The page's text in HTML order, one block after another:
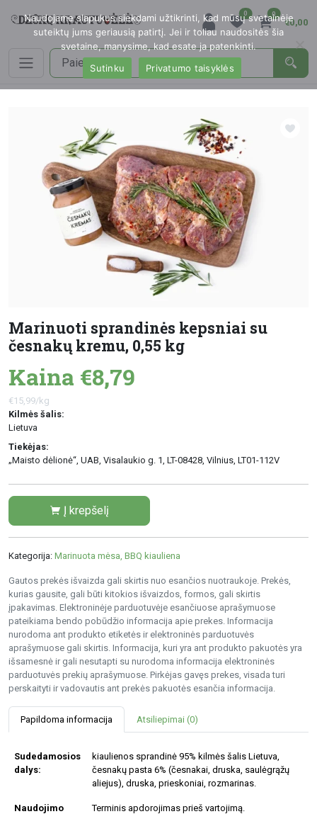
0 0
€0,00
Marinuoti sprandinės kepsniai su
česnakų kremu, 0,55 kg
Kaina €8,79
€15,99/kg
Kilmės šalis:
Lietuva
Tiekėjas:
„Maisto dėlionė“, UAB, Visalaukio g. 1, LT-08428, Vilnius, LT01-112V
Į krepšelį
Kategorija: Marinuota mėsa, BBQ kiauliena
Gautos prekės išvaizda gali skirtis nuo esančios nuotraukoje. Prekės,
kurias gausite, gali būti kitokios išvaizdos, formos, gali skirtis
įpakavimas. Elektroninėje parduotuvėje esančiuose aprašymuose
pateikiama bendo pobūdžio informacija apie prekes. Informacija
nurodoma ant produkto etiketės ir elektroninės parduotuvės
aprašymuose gali skirtis. Informacija, kuri yra ant produkto pakuotės yra
išsamesnė ir gali nesutapti su nurodoma informacija elektroninės
parduotuvės prekių aprašymuose. Pirkėjas gavęs prekes, visada turi
perskaityti ir vadovautis ant prekės pakuotės esančia informacija.
Papildoma informacija Atsiliepimai (0)
Sudedamosios
dalys:
kiaulienos sprandinė 95% kilmės šalis Lietuva,
česnakų pasta 6% (česnakai, druska, saulėgrąžų
aliejus), druska, prieskoniai, rozmarinas.
Naudojimo
Terminis apdorojimas prieš vartojimą.
Naudojame slapukus siekdami užtikrinti, kad mūsų svetainėje
suteiktų jums geriausią patirtį. Jei ir toliau naudositės šia
svetaine, manysime, kad esate ja patenkinti.
Sutinku
Privatumo taisyklės